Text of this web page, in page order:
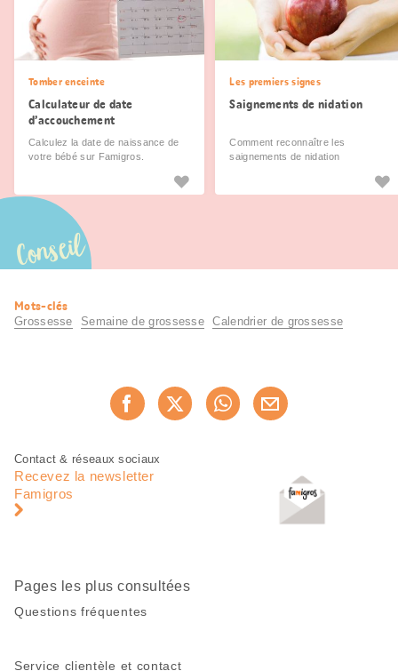
Tomber enceinte
Calculateur de date
d’accouchement
Calculez la date de naissance de
votre bébé sur Famigros.
Les premiers signes
Saignements de nidation
Comment reconnaître les
saignements de nidation
Conseil
Informations
utiles
Mots-clés
Grossesse Semaine de grossesse Calendrier de grossesse
Recommander maintenant
Pied
page
Navigation
pied
Contact & réseaux sociaux
Recevez la newsletter
Famigros
Pages les plus consultées
Questions fréquentes
Service clientèle et contact